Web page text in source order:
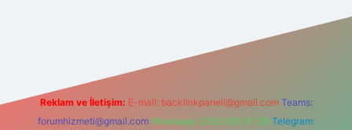
Reklam ve İletişim: E-mail: backlinkpaneli@gmail.com Teams:
forumhizmeti@gmail.com Whatsapp: 0262 606 0 726 Telegram: